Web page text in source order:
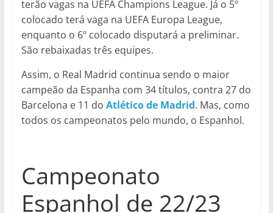
terão vagas na UEFA Champions League. Já o 5º
colocado terá vaga na UEFA Europa League,
enquanto o 6º colocado disputará a preliminar.
São rebaixadas três equipes.
Assim, o Real Madrid continua sendo o maior
campeão da Espanha com 34 títulos, contra 27 do
Barcelona e 11 do Atlético de Madrid. Mas, como
todos os campeonatos pelo mundo, o Espanhol.
Campeonato
Espanhol de 22/23